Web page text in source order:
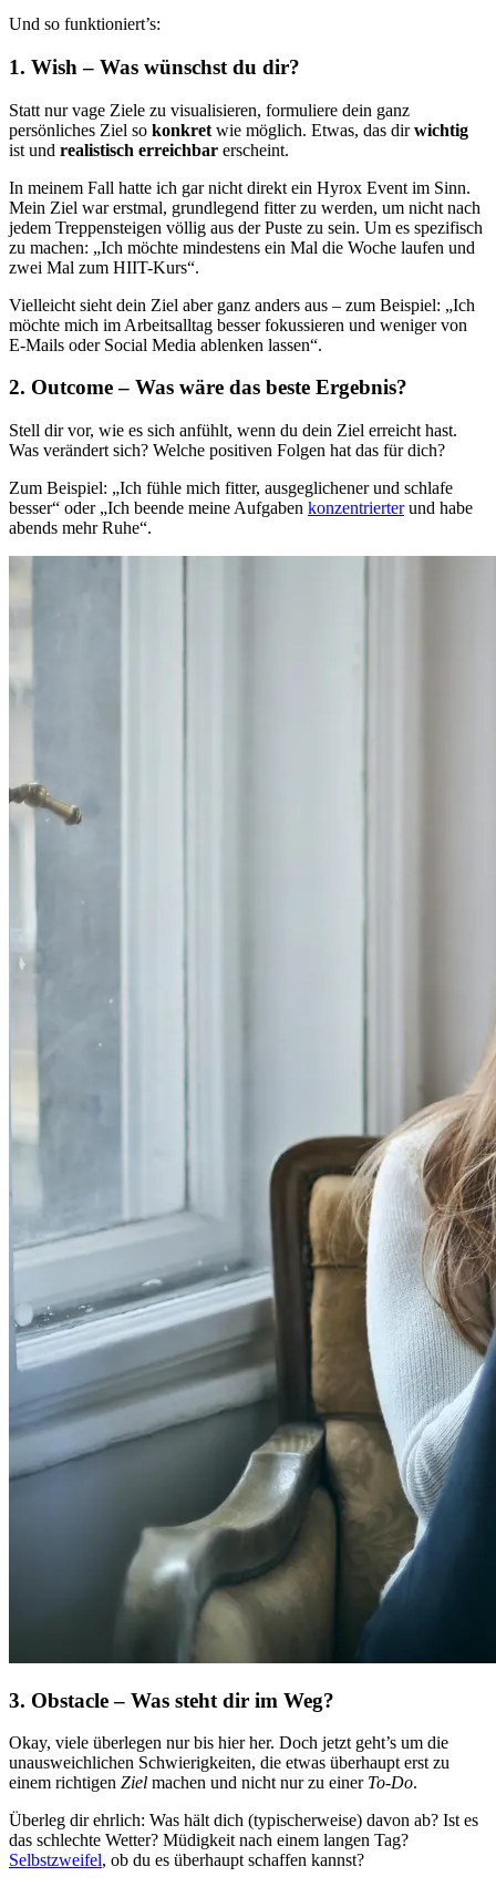
Und so funktioniert’s:
1. Wish – Was wünschst du dir?
Statt nur vage Ziele zu visualisieren, formuliere dein ganz
persönliches Ziel so konkret wie möglich. Etwas, das dirwichtig
ist und realistisch erreichbar erscheint.
In meinem Fall hatte ich gar nicht direkt ein Hyrox Event im Sinn.
Mein Ziel war erstmal, grundlegend fitter zu werden, um nicht nach
jedem Treppensteigen völlig aus der Puste zu sein. Um es spezifisch
zu machen: „Ich möchte mindestens ein Mal die Woche laufen und
zwei Mal zum HIIT-Kurs“.
Vielleicht sieht dein Ziel aber ganz anders aus – zum Beispiel: „Ich
möchte mich im Arbeitsalltag besser fokussieren und weniger von
E-Mails oder Social Media ablenken lassen“.
2. Outcome – Was wäre das beste Ergebnis?
Stell dir vor, wie es sich anfühlt, wenn du dein Ziel erreicht hast.
Was verändert sich? Welche positiven Folgen hat das für dich?
Zum Beispiel: „Ich fühle mich fitter, ausgeglichener und schlafe
besser“ oder „Ich beende meine Aufgaben konzentrierterund habe
abends mehr Ruhe“.
3. Obstacle – Was steht dir im Weg?
Okay, viele überlegen nur bis hier her. Doch jetzt geht’s um die
unausweichlichen Schwierigkeiten, die etwas überhaupt erst zu
einem richtigen Ziel machen und nicht nur zu einer To-Do.
Überleg dir ehrlich: Was hält dich (typischerweise) davon ab? Ist es
das schlechte Wetter? Müdigkeit nach einem langen Tag?
Selbstzweifel, ob du es überhaupt schaffen kannst?